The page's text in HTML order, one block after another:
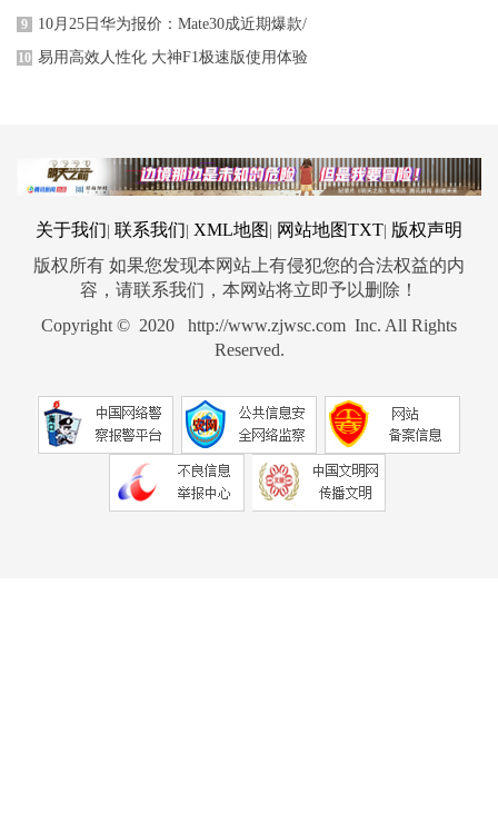
9 10月25日华为报价：Mate30成近期爆款/
10 易用高效人性化 大神F1极速版使用体验
关于我们 联系我们 XML地图 网站地图TXT 版权声明
版权所有 如果您发现本网站上有侵犯您的合法权益的内
容，请联系我们，本网站将立即予以删除！
Copyright © 2020 http://www.zjwsc.com Inc. All Rights
Reserved.